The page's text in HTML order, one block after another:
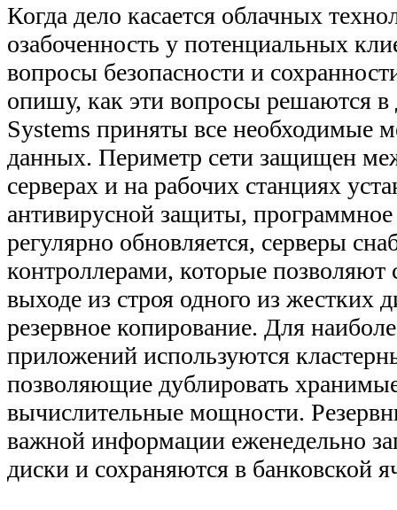
Когда дело касается облачных
озабоченность у потенциальных
вопросы безопасности и
опишу, как эти вопросы решаются
Systems приняты все необходимые
данных. Периметр сети защищен
серверах и на рабочих станциях
антивирусной защиты, программное
регулярно обновляется, серверы
контроллерами, которые позволяют
выходе из строя одного из жестких
резервное копирование. Для
приложений используются
позволяющие дублировать
вычислительные мощности.
важной информации еженедельно
диски и сохраняются в банковской